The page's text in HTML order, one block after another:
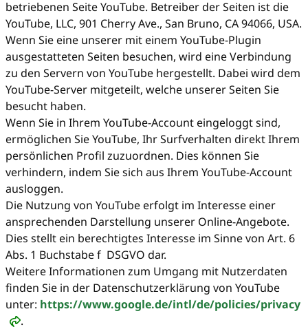
betriebenen Seite YouTube. Betreiber der Seiten ist die
YouTube, LLC, 901 Cherry Ave., San Bruno, CA 94066, USA.
Wenn Sie eine unserer mit einem YouTube-Plugin
ausgestatteten Seiten besuchen, wird eine Verbindung
zu den Servern von YouTube hergestellt. Dabei wird dem
YouTube-Server mitgeteilt, welche unserer Seiten Sie
besucht haben.
Wenn Sie in Ihrem YouTube-Account eingeloggt sind,
ermöglichen Sie YouTube, Ihr Surfverhalten direkt Ihrem
persönlichen Profil zuzuordnen. Dies können Sie
verhindern, indem Sie sich aus Ihrem YouTube-Account
ausloggen.
Die Nutzung von YouTube erfolgt im Interesse einer
ansprechenden Darstellung unserer Online-Angebote.
Dies stellt ein berechtigtes Interesse im Sinne von Art. 6
Abs. 1 Buchstabe f DSGVO dar.
Weitere Informationen zum Umgang mit Nutzerdaten
finden Sie in der Datenschutzerklärung von YouTube
unter: https://www.google.de/intl/de/policies/privacy
.